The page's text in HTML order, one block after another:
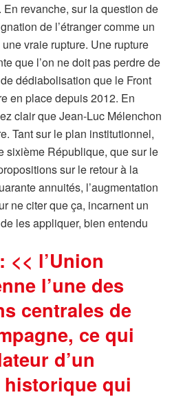
revanche, sur la question de
de l’étranger comme un
vraie rupture. Une rupture
que l’on ne doit pas perdre de
dédiabolisation que le Front
en place depuis 2012. En
clair que Jean-Luc Mélenchon
Tant sur le plan institutionnel,
sixième République, que sur le
sur le retour à la
annuités, l’augmentation
ne citer que ça, incarnent un
les appliquer, bien entendu
<< l’Union
l’une des
centrales de
ce qui
d’un
historique qui